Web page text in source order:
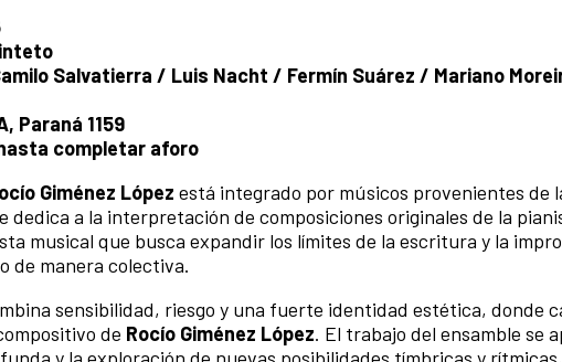
Salvatierra / Luis Nacht / Fermín Suárez / Mariano
Paraná 1159
completar aforo
Giménez López está integrado por músicos provenientes de
dedica a la interpretación de composiciones originales de la
musical que busca expandir los límites de la escritura y la
de manera colectiva.
sensibilidad, riesgo y una fuerte identidad estética, donde
de Rocío Giménez López. El trabajo del ensamble se